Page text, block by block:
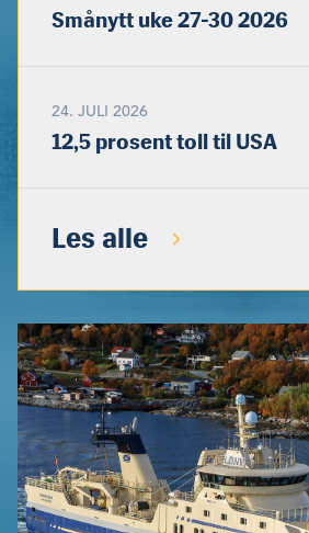
Smånytt uke 27-30 2026
24. JULI 2026
12,5 prosent toll til USA
Les alle